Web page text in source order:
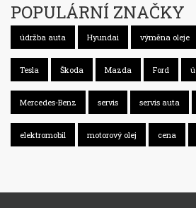
POPULÁRNÍ ZNAČKY
údržba auta Hyundai výměna oleje
Tesla Škoda Mazda Ford
Mercedes-Benz servis servis auta
elektromobil motorový olej cena